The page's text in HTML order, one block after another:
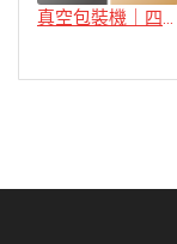
真空包裝機｜四款